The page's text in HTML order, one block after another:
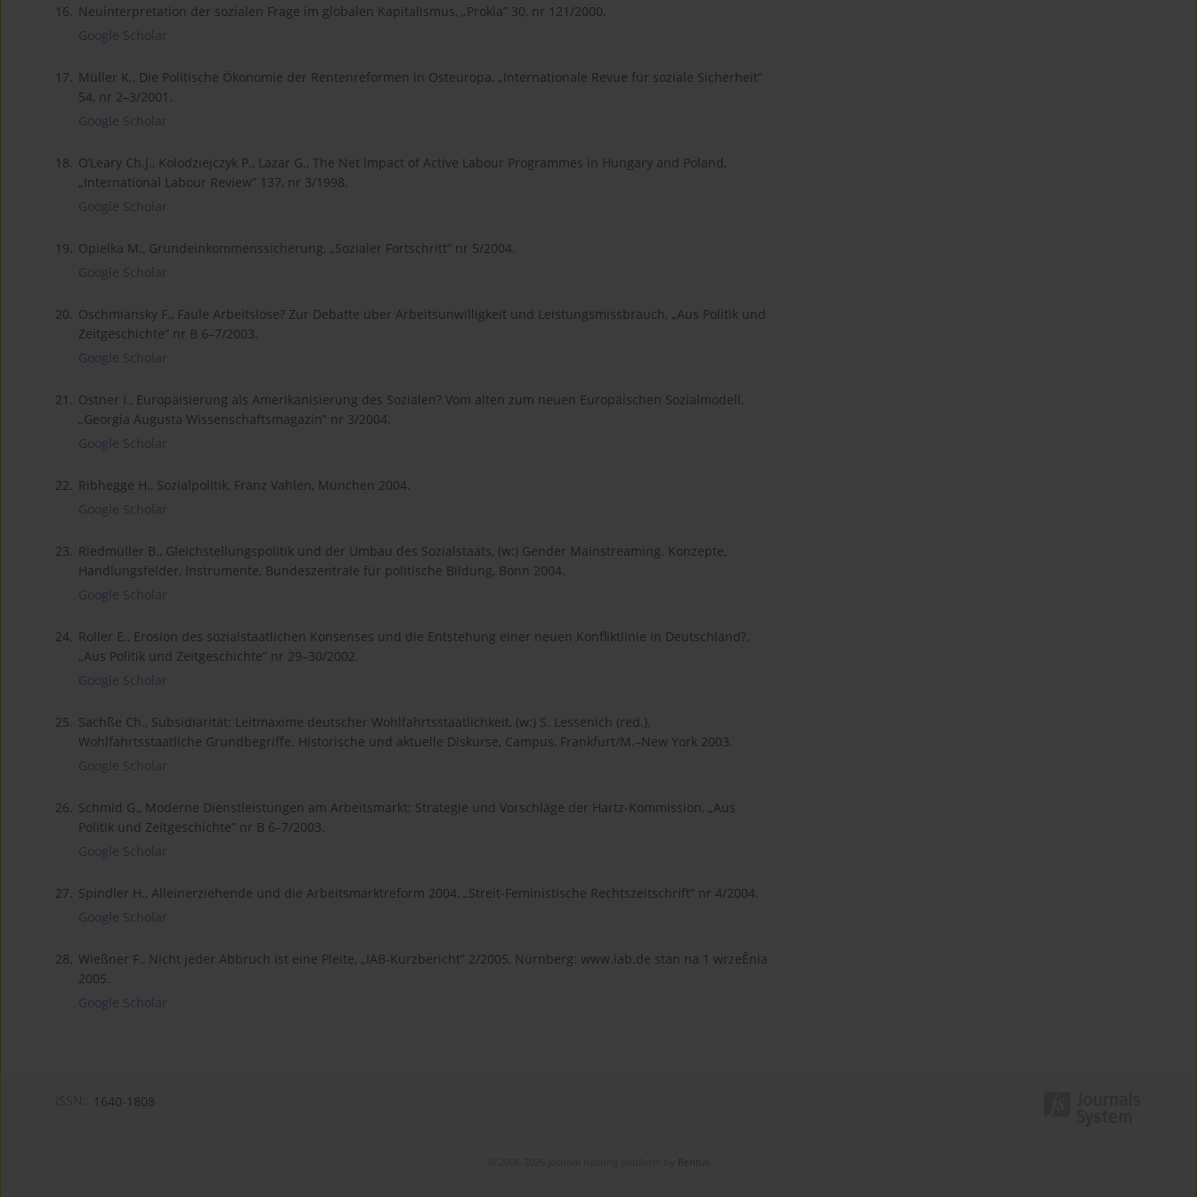
16. Neuinterpretation der sozialen Frage im globalen Kapitalismus, „Prokla” 30, nr 121/2000.
Google Scholar
17. Müller K., Die Politische Ökonomie der Rentenreformen in Osteuropa, „Internationale Revue für soziale Sicherheit”
54, nr 2–3/2001.
Google Scholar
18. O’Leary Ch.J., Kolodziejczyk P., Lazar G., The Net Impact of Active Labour Programmes in Hungary and Poland,
„International Labour Review” 137, nr 3/1998.
Google Scholar
19. Opielka M., Grundeinkommenssicherung, „Sozialer Fortschritt” nr 5/2004.
Google Scholar
20. Oschmiansky F., Faule Arbeitslose? Zur Debatte über Arbeitsunwilligkeit und Leistungsmissbrauch, „Aus Politik und
Zeitgeschichte” nr B 6–7/2003.
Google Scholar
21. Ostner I., Europäisierung als Amerikanisierung des Sozialen? Vom alten zum neuen Europäischen Sozialmodell,
„Georgia Augusta Wissenschaftsmagazin” nr 3/2004.
Google Scholar
22. Ribhegge H., Sozialpolitik, Franz Vahlen, München 2004.
Google Scholar
23. Riedmüller B., Gleichstellungspolitik und der Umbau des Sozialstaats, (w:) Gender Mainstreaming. Konzepte,
Handlungsfelder, Instrumente, Bundeszentrale für politische Bildung, Bonn 2004.
Google Scholar
24. Roller E., Erosion des sozialstaatlichen Konsenses und die Entstehung einer neuen Konfliktlinie in Deutschland?,
„Aus Politik und Zeitgeschichte” nr 29–30/2002.
Google Scholar
25. Sachße Ch., Subsidiarität: Leitmaxime deutscher Wohlfahrtsstaatlichkeit, (w:) S. Lessenich (red.),
Wohlfahrtsstaatliche Grundbegriffe. Historische und aktuelle Diskurse, Campus, Frankfurt/M.–New York 2003.
Google Scholar
26. Schmid G., Moderne Dienstleistungen am Arbeitsmarkt: Strategie und Vorschläge der Hartz-Kommission, „Aus
Politik und Zeitgeschichte” nr B 6–7/2003.
Google Scholar
27. Spindler H., Alleinerziehende und die Arbeitsmarktreform 2004, „Streit-Feministische Rechtszeitschrift” nr 4/2004.
Google Scholar
28. Wießner F., Nicht jeder Abbruch ist eine Pleite, „IAB-Kurzbericht” 2/2005, Nürnberg: www.iab.de stan na 1 wrzeÊnia
2005.
Google Scholar
1640-1808
Bentus